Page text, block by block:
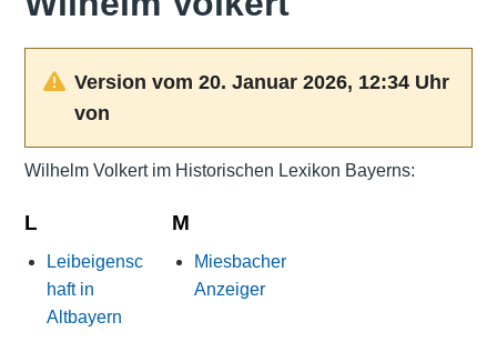
Version vom 20. Januar 2026, 12:34 Uhr
von
Wilhelm Volkert im Historischen Lexikon Bayerns:
L
Leibeigensc
haft in
Altbayern
M
Miesbacher
Anzeiger